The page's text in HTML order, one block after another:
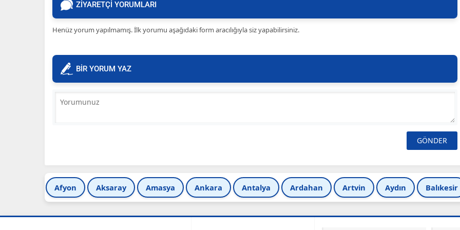
ZİYARETÇİ YORUMLARI
Henüz yorum yapılmamış. İlk yorumu aşağıdaki form aracılığıyla siz yapabilirsiniz.
BİR YORUM YAZ
Afyon Aksaray Amasya Ankara Antalya Ardahan Artvin Aydın Balıkesir